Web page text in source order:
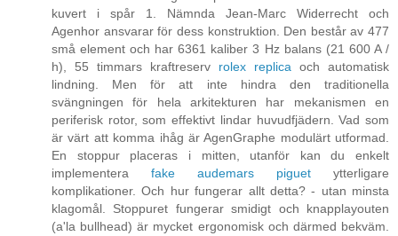
kuvert i spår 1. Nämnda Jean-Marc Widerrecht och
Agenhor ansvarar för dess konstruktion. Den består av 477
små element och har 6361 kaliber 3 Hz balans (21 600 A /
h), 55 timmars kraftreserv rolex replica och automatisk
lindning. Men för att inte hindra den traditionella
svängningen för hela arkitekturen har mekanismen en
periferisk rotor, som effektivt lindar huvudfjädern. Vad som
är värt att komma ihåg är AgenGraphe modulärt utformad.
En stoppur placeras i mitten, utanför kan du enkelt
implementera fake audemars piguet ytterligare
komplikationer. Och hur fungerar allt detta? - utan minsta
klagomål. Stoppuret fungerar smidigt och knapplayouten
(a'la bullhead) är mycket ergonomisk och därmed bekväm.